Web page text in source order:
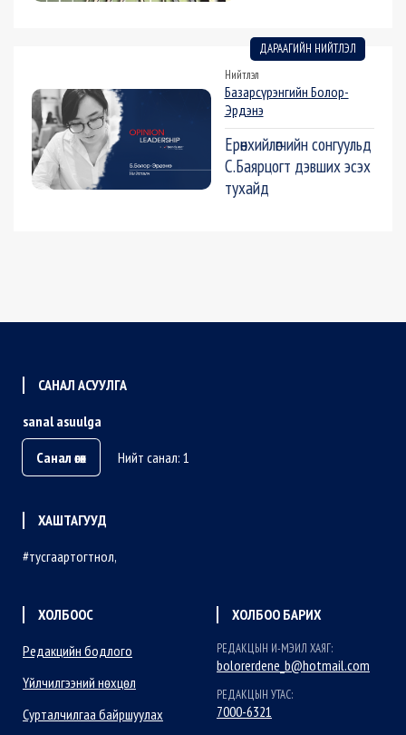
ДАРААГИЙН НИЙТЛЭЛ
Нийтлэл
Базарсүрэнгийн Болор-
Эрдэнэ
Ерөнхийлөгчийн сонгуульд
С.Баярцогт дэвших эсэх
тухайд
САНАЛ АСУУЛГА
sanal asuulga
Санал өгөх
Нийт санал: 1
ХАШТАГУУД
тусгаартогтнол
ХОЛБООС
Редакцийн бодлого
Үйлчилгээний нөхцөл
Сурталчилгаа байршуулах
ХОЛБОО БАРИХ
РЕДАКЦЫН И-МЭИЛ ХАЯГ:
bolorerdene_b@hotmail.com
РЕДАКЦЫН УТАС:
7000-6321